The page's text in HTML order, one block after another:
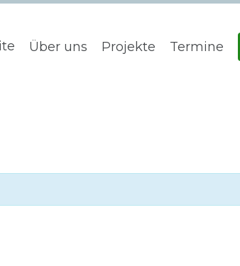
Über uns Projekte Termine